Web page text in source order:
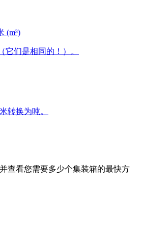
(m³)
它们是相同的！）。
转换为吨。
查看您需要多少个集装箱的最快方